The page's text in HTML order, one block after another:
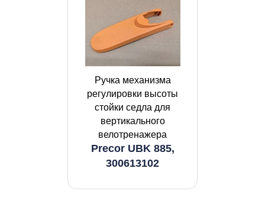
Ручка механизма
регулировки высоты
стойки седла для
вертикального
велотренажера
Precor UBK 885,
300613102